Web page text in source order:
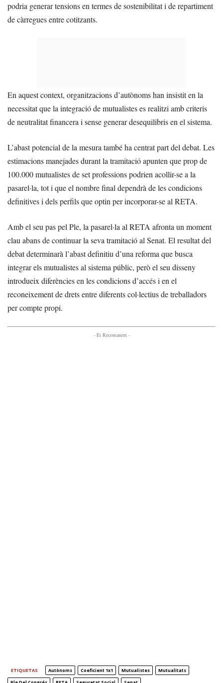
podria generar tensions en termes de sostenibilitat i de repartiment
de càrregues entre cotitzants.
En aquest context, organitzacions d’autònoms han insistit en la
necessitat que la integració de mutualistes es realitzi amb criteris
de neutralitat financera i sense generar desequilibris en el sistema.
L’abast potencial de la mesura també ha centrat part del debat. Les
estimacions manejades durant la tramitació apunten que prop de
100.000 mutualistes de set professions podrien acollir-se a la
pasarel·la, tot i que el nombre final dependrà de les condicions
definitives i dels perfils que optin per incorporar-se al RETA.
Amb el seu pas pel Ple, la pasarel·la al RETA afronta un moment
clau abans de continuar la seva tramitació al Senat. El resultat del
debat determinarà l’abast definitiu d’una reforma que busca
integrar els mutualistes al sistema públic, però el seu disseny
introdueix diferències en les condicions d’accés i en el
reconeixement de drets entre diferents col·lectius de treballadors
per compte propi.
- Et Recomanem -
ETIQUETAS Autònoms Coeficient 1x1 Mutualistes
Mutualitats